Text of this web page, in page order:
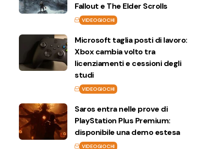
Fallout e The Elder Scrolls
VIDEOGIOCHI
Microsoft taglia posti di lavoro:
Xbox cambia volto tra
licenziamenti e cessioni degli
studi
VIDEOGIOCHI
Saros entra nelle prove di
PlayStation Plus Premium:
disponibile una demo estesa
VIDEOGIOCHI